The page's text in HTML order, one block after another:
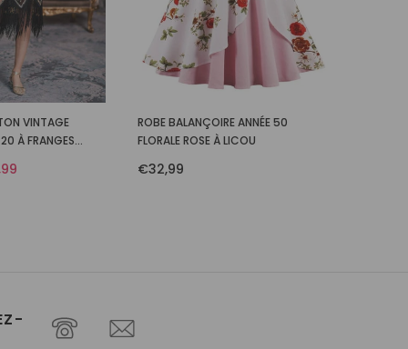
VINTAGE
À FRANGES
ROBE BALANÇOIRE ANNÉE 50
FLORALE ROSE À LICOU
€32,99